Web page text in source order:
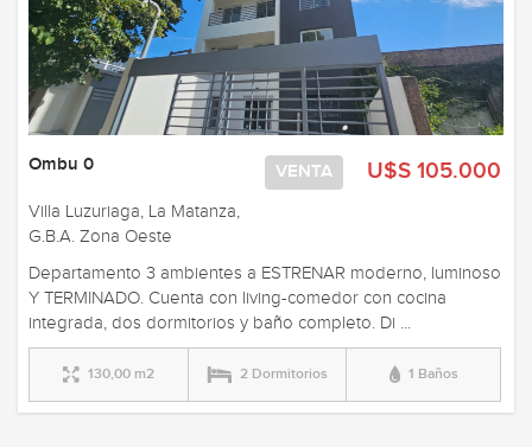
U$S 105.000
VENTA
Ombu 0
Villa Luzuriaga, La Matanza,
G.B.A. Zona Oeste
Departamento 3 ambientes a ESTRENAR moderno, luminoso
Y TERMINADO. Cuenta con living-comedor con cocina
integrada, dos dormitorios y baño completo. Di ...
130,00 m2 2 Dormitorios 1 Baños